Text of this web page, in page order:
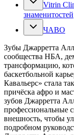
Vitrin
знаменитостей
ЧАВО
Зубы Джарретта
сообщества НБА,
трансформацию,
баскетбольной
Кавальерс» стала
причёска афро и
зубов Джарретта
профессиональные
внешность, чтобы
подробном